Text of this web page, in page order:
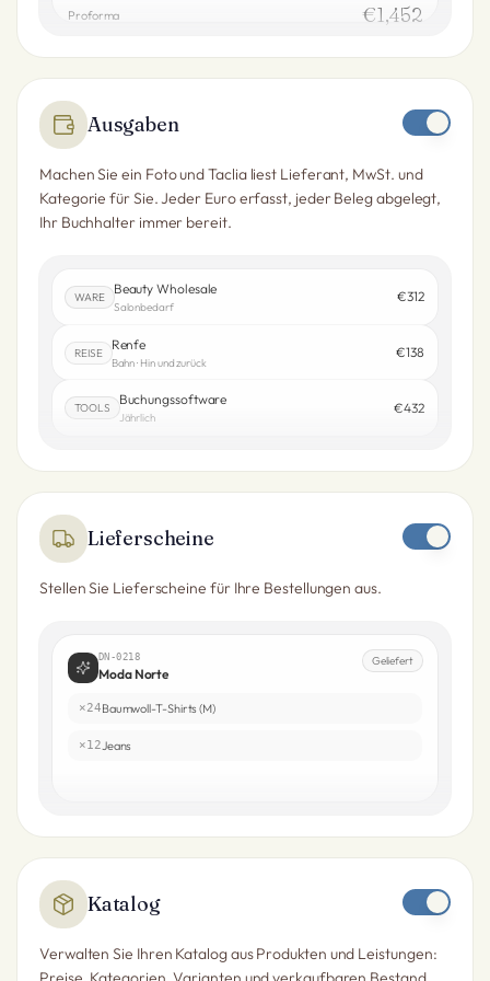
Proforma €1,452
Ausgaben
Machen Sie ein Foto und Taclia liest Lieferant, MwSt. und
Kategorie für Sie. Jeder Euro erfasst, jeder Beleg abgelegt,
Ihr Buchhalter immer bereit.
WARE
Beauty Wholesale
Salonbedarf
€312
REISE
Renfe
Bahn · Hin und zurück
€138
TOOLS
Buchungssoftware
Jährlich
€432
Lieferscheine
Stellen Sie Lieferscheine für Ihre Bestellungen aus.
DN-0218
Moda Norte
Geliefert
×24Baumwoll-T-Shirts (M)
×12Jeans
Katalog
Verwalten Sie Ihren Katalog aus Produkten und Leistungen: